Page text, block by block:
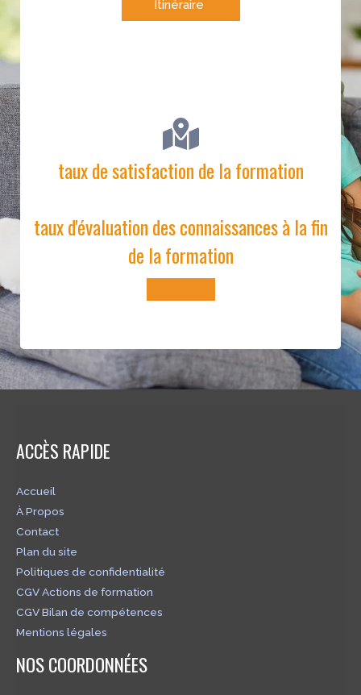
Itinéraire
taux de satisfaction de la formation
taux d'évaluation des connaissances à la fin
de la formation
ACCÈS RAPIDE
Accueil
À Propos
Contact
Plan du site
Politiques de confidentialité
CGV Actions de formation
CGV Bilan de compétences
Mentions légales
NOS COORDONNÉES